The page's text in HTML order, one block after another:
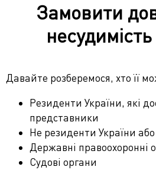
Замовити
Давайте розберемося, хто її
Резиденти України, які
представники
Не резиденти України
Державні правоохоронні
Судові органи